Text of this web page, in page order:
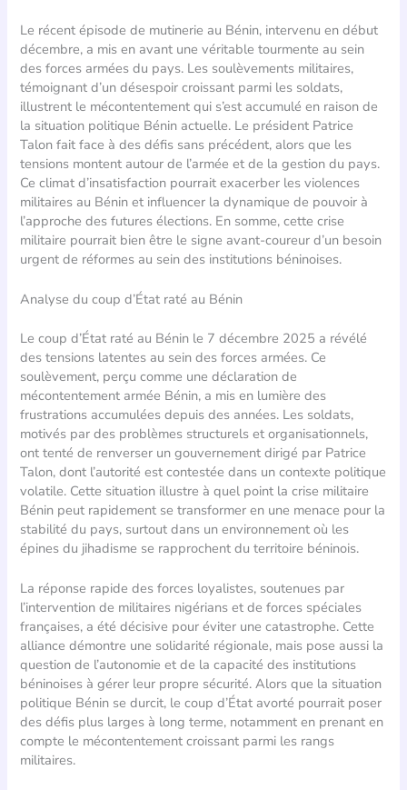
Le récent épisode de mutinerie au Bénin, intervenu en début
décembre, a mis en avant une véritable tourmente au sein
des forces armées du pays. Les soulèvements militaires,
témoignant d’un désespoir croissant parmi les soldats,
illustrent le mécontentement qui s’est accumulé en raison de
la situation politique Bénin actuelle. Le président Patrice
Talon fait face à des défis sans précédent, alors que les
tensions montent autour de l’armée et de la gestion du pays.
Ce climat d’insatisfaction pourrait exacerber les violences
militaires au Bénin et influencer la dynamique de pouvoir à
l’approche des futures élections. En somme, cette crise
militaire pourrait bien être le signe avant-coureur d’un besoin
urgent de réformes au sein des institutions béninoises.
Analyse du coup d’État raté au Bénin
Le coup d’État raté au Bénin le 7 décembre 2025 a révélé
des tensions latentes au sein des forces armées. Ce
soulèvement, perçu comme une déclaration de
mécontentement armée Bénin, a mis en lumière des
frustrations accumulées depuis des années. Les soldats,
motivés par des problèmes structurels et organisationnels,
ont tenté de renverser un gouvernement dirigé par Patrice
Talon, dont l’autorité est contestée dans un contexte politique
volatile. Cette situation illustre à quel point la crise militaire
Bénin peut rapidement se transformer en une menace pour la
stabilité du pays, surtout dans un environnement où les
épines du jihadisme se rapprochent du territoire béninois.
La réponse rapide des forces loyalistes, soutenues par
l’intervention de militaires nigérians et de forces spéciales
françaises, a été décisive pour éviter une catastrophe. Cette
alliance démontre une solidarité régionale, mais pose aussi la
question de l’autonomie et de la capacité des institutions
béninoises à gérer leur propre sécurité. Alors que la situation
politique Bénin se durcit, le coup d’État avorté pourrait poser
des défis plus larges à long terme, notamment en prenant en
compte le mécontentement croissant parmi les rangs
militaires.